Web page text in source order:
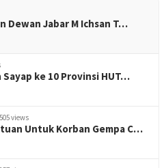
Dewan Jabar M Ichsan T…
ke 10 Provinsi HUT…
views
Untuk Korban Gempa C…